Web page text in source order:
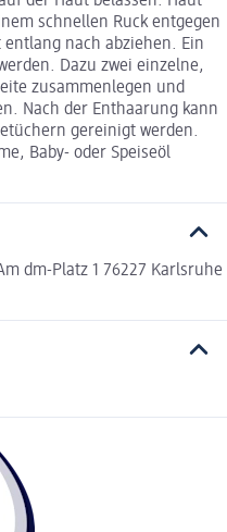
schnellen Ruck entgegen
nach abziehen. Ein
Dazu zwei einzelne,
zusammenlegen und
Nach der Enthaarung kann
gereinigt werden.
Baby- oder Speiseöl
dm-Platz 1 76227 Karlsruhe